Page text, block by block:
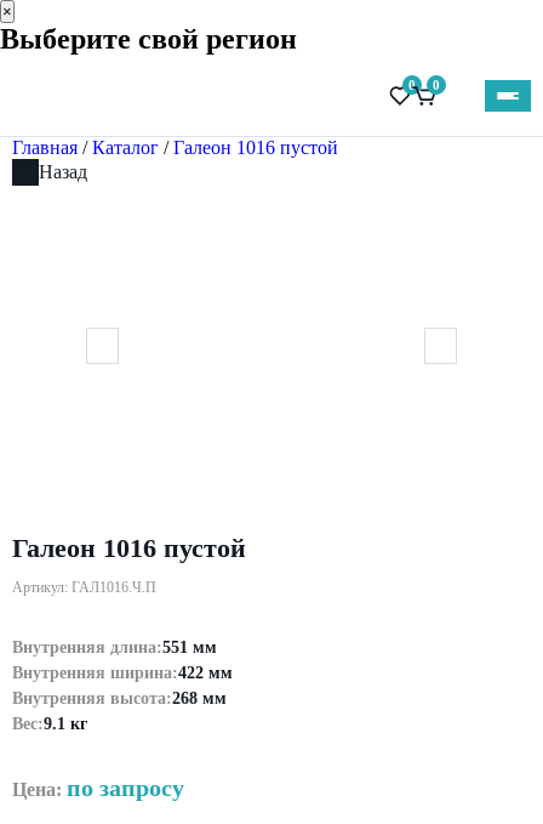
×
Выберите свой регион
0 0
Главная / Каталог / Галеон 1016 пустой
Назад
Галеон 1016 пустой
Артикул: ГАЛ1016.Ч.П
Внутренняя длина:551 мм
Внутренняя ширина:422 мм
Внутренняя высота:268 мм
Вес:9.1 кг
Цена: по запросу